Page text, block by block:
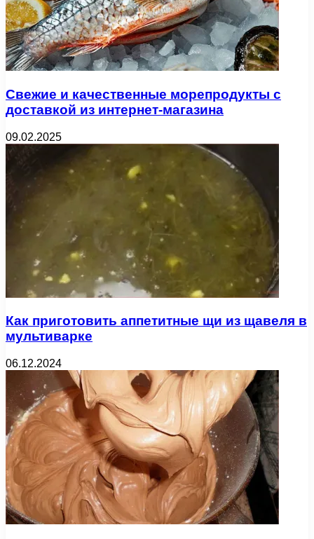
Свежие и качественные морепродукты с
доставкой из интернет-магазина
09.02.2025
Как приготовить аппетитные щи из щавеля в
мультиварке
06.12.2024